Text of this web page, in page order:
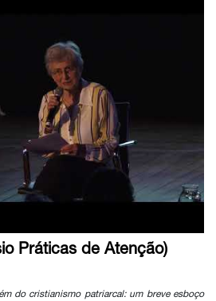
Práticas de Atenção)
do cristianismo patriarcal: um breve esboço